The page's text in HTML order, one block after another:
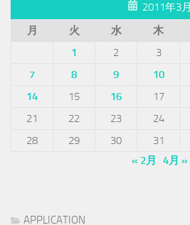
2011年3月
月
火 水 木
1
2 3
7
8 9 10
14
15 16 17
21
22 23 24
28
29 30
31
« 2月
4月 »
APPLICATION